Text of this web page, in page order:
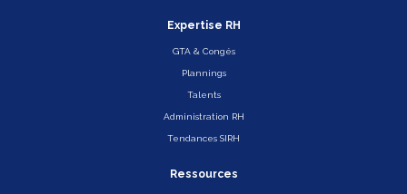
Expertise RH
GTA & Congés
Plannings
Talents
Administration RH
Tendances SIRH
Ressources